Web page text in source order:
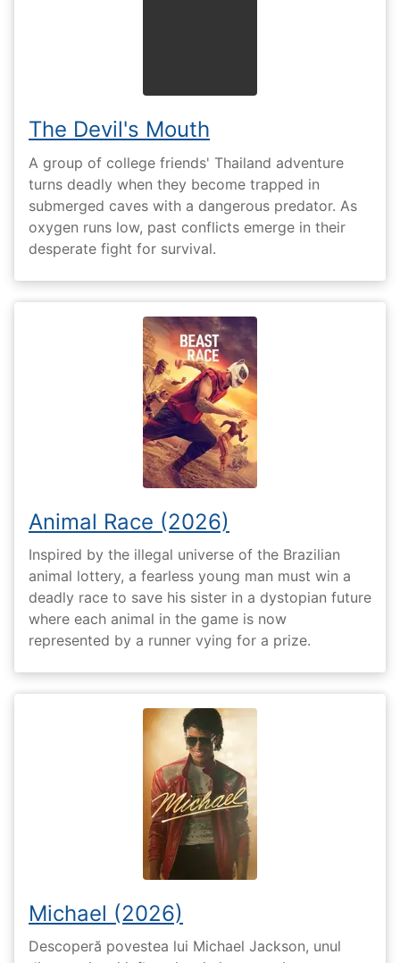
The Devil's Mouth
A group of college friends' Thailand adventure
turns deadly when they become trapped in
submerged caves with a dangerous predator. As
oxygen runs low, past conflicts emerge in their
desperate fight for survival.
Animal Race (2026)
Inspired by the illegal universe of the Brazilian
animal lottery, a fearless young man must win a
deadly race to save his sister in a dystopian future
where each animal in the game is now
represented by a runner vying for a prize.
Michael (2026)
Descoperă povestea lui Michael Jackson, unul